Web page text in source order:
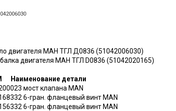
двигателя МАН ТГЛ Д0836 (51042006030)
двигателя МАН ТГЛ D0836 (51042020165)
детали
мост клапана MAN
6-гран. фланцевый винт MAN
6-гран. фланцевый винт MAN